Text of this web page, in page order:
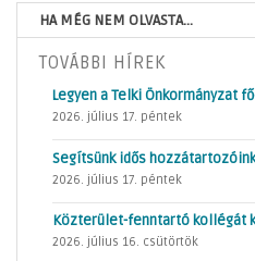
HA MÉG NEM OLVASTA...
TOVÁBBI HÍREK
Legyen a Telki Önkormányzat
2026. július 17. péntek
Segítsünk idős
2026. július 17. péntek
Közterület-fenntartó kollégát
2026. július 16. csütörtök